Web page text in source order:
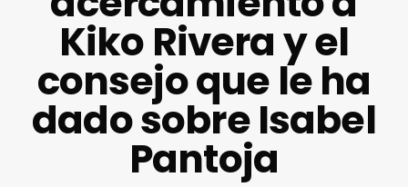
Kiko Rivera y el
consejo que le ha
dado sobre Isabel
Pantoja